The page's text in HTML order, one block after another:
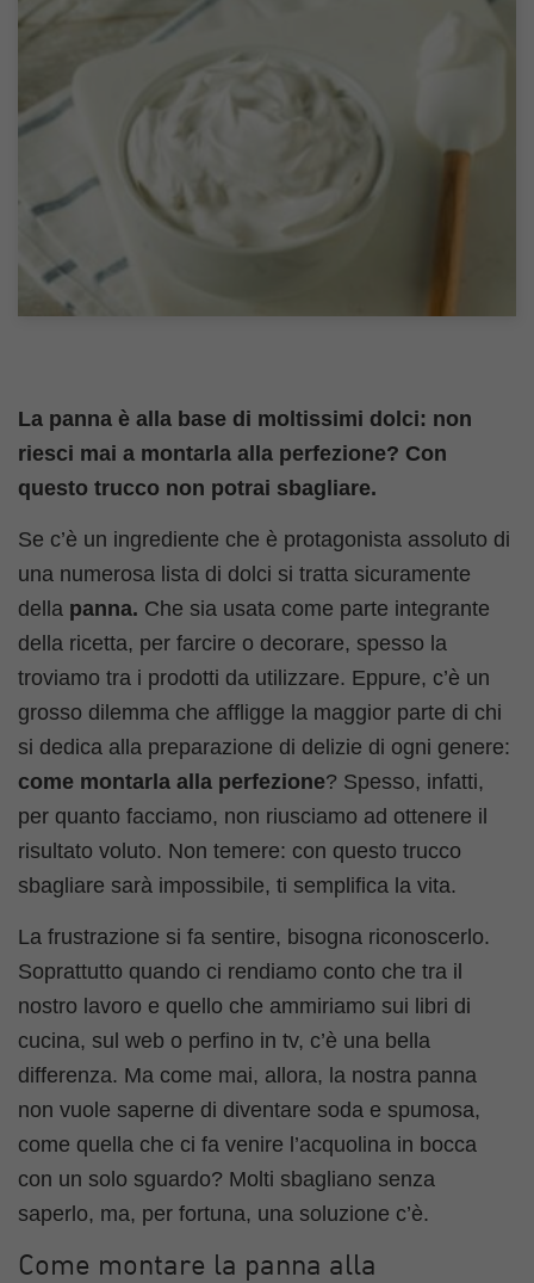
La panna è alla base di moltissimi dolci: non
riesci mai a montarla alla perfezione? Con
questo trucco non potrai sbagliare.
Se c’è un ingrediente che è protagonista assoluto di
una numerosa lista di dolci si tratta sicuramente
della panna. Che sia usata come parte integrante
della ricetta, per farcire o decorare, spesso la
troviamo tra i prodotti da utilizzare. Eppure, c’è un
grosso dilemma che affligge la maggior parte di chi
si dedica alla preparazione di delizie di ogni genere:
come montarla alla perfezione? Spesso, infatti,
per quanto facciamo, non riusciamo ad ottenere il
risultato voluto. Non temere: con questo trucco
sbagliare sarà impossibile, ti semplifica la vita.
La frustrazione si fa sentire, bisogna riconoscerlo.
Soprattutto quando ci rendiamo conto che tra il
nostro lavoro e quello che ammiriamo sui libri di
cucina, sul web o perfino in tv, c’è una bella
differenza. Ma come mai, allora, la nostra panna
non vuole saperne di diventare soda e spumosa,
come quella che ci fa venire l’acquolina in bocca
con un solo sguardo? Molti sbagliano senza
saperlo, ma, per fortuna, una soluzione c’è.
Come montare la panna alla